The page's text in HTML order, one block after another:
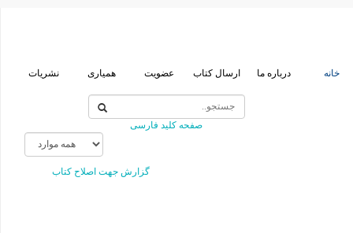
خانه درباره ما ارسال کتاب عضویت همیاری نشریات
صفحه کلید فارسی
گزارش جهت اصلاح کتاب